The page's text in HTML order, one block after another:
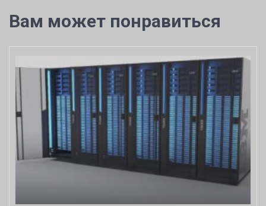
Вам может понравиться